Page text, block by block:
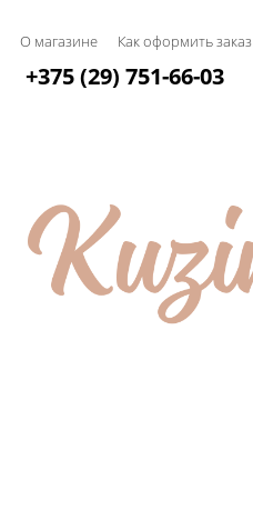
О магазине Как оформить заказ
+375 (29) 751-66-03